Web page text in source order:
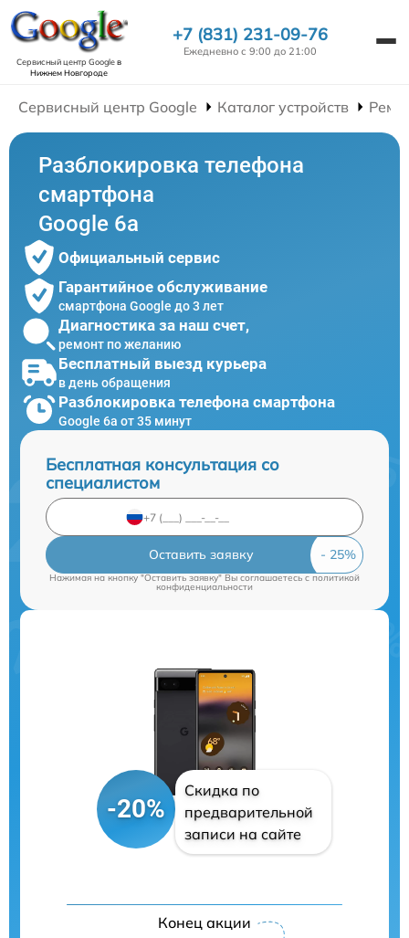
Сервисный центр Googleв
Нижнем Новгороде
+7 (831) 231-09-76
Ежедневно с 9:00 до 21:00
Сервисный центр Google Каталог устройств
Разблокировка телефона
смартфона
Google 6a
Официальный сервис
Гарантийное обслуживание
смартфона Google до 3 лет
Диагностика за наш счет,
ремонт по желанию
Бесплатный выезд курьера
в день обращения
Разблокировка телефона смартфона
Google 6a от 35 минут
Бесплатная консультация со
специалистом
Оставить заявку
Нажимая на кнопку "Оставить заявку" Вы соглашаетесь c политикой
конфиденциальности
-20%
Скидка по
предварительной
записи на сайте
Конец акции